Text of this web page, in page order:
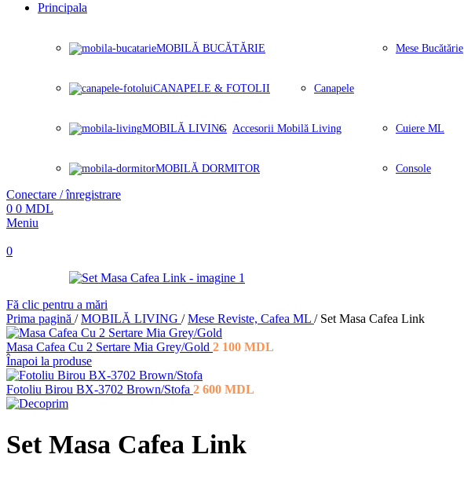
Principala
MOBILĂ BUCĂTĂRIE Mese Bucătărie
CANAPELE & FOTOLII Canapele
MOBILĂ LIVING Accesorii Mobilă Living Cuiere ML
MOBILĂ DORMITOR Console
Conectare / înregistrare
0 0 MDL
Meniu
0
Fă clic pentru a mări
Prima pagină / MOBILĂ LIVING / Mese Reviste, Cafea ML / Set Masa Cafea Link
Masa Cafea Cu 2 Sertare Mia Grey/Gold 2 100 MDL
Înapoi la produse
Fotoliu Birou BX-3702 Brown/Stofa 2 600 MDL
Set Masa Cafea Link